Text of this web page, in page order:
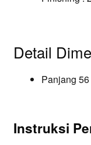
Detail
Panjang 56
Instruksi